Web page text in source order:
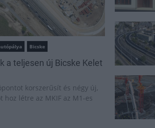
Bicske
a teljesen új Bicske Kelet
korszerűsít és négy új,
létre az MKIF az M1-es